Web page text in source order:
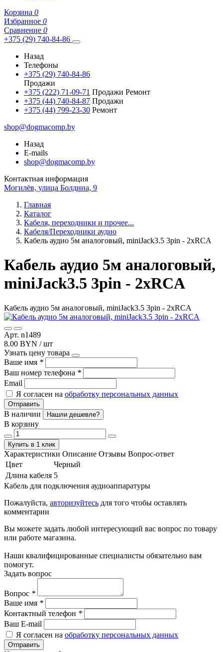
Корзина 0
Избранное 0
Сравнение 0
+375 (29) 740-84-86
Назад
Телефоны
+375 (29) 740-84-86
Продажи
+375 (222) 71-09-71 Продажи Ремонт
+375 (44) 740-84-87 Продажи
+375 (44) 799-23-30 Ремонт
shop@dogmacomp.by
Назад
E-mails
shop@dogmacomp.by
Контактная информация
Могилёв, улица Болдина, 9
Главная
Каталог
Кабеля, переходники и прочее...
Кабеля/Переходники аудио
Кабель аудио 5м аналоговый, miniJack3.5 3pin - 2xRCA
Кабель аудио 5м аналоговый,
miniJack3.5 3pin - 2xRCA
Кабель аудио 5м аналоговый, miniJack3.5 3pin - 2xRCA
Арт. n1489
8.00 BYN / шт
Узнать цену товара
Ваше имя *
Ваш номер телефона *
Email
Я согласен на обработку персональных данных
Отправить
В наличии Нашли дешевле?
В корзину
Купить в 1 клик
Характеристики Описание Отзывы Вопрос-ответ
Цвет
Черный
Длина кабеля 5
Кабель для подключения аудиоаппаратуры
Пожалуйста, авторизуйтесь для того чтобы оставлять
комментарии
Вы можете задать любой интересующий вас вопрос по товару
или работе магазина.
Наши квалифицированные специалисты обязательно вам
помогут.
Задать вопрос
Вопрос *
Ваше имя *
Контактный телефон *
Ваш E-mail
Я согласен на обработку персональных данных
Отправить